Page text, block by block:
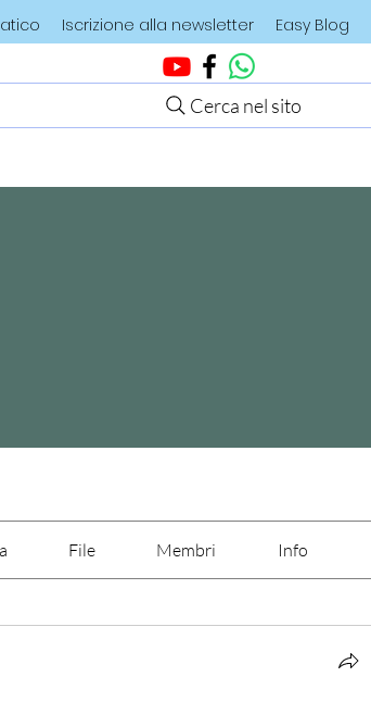
Iscrizione alla newsletter Easy Blog
Cerca nel sito
File Membri Info